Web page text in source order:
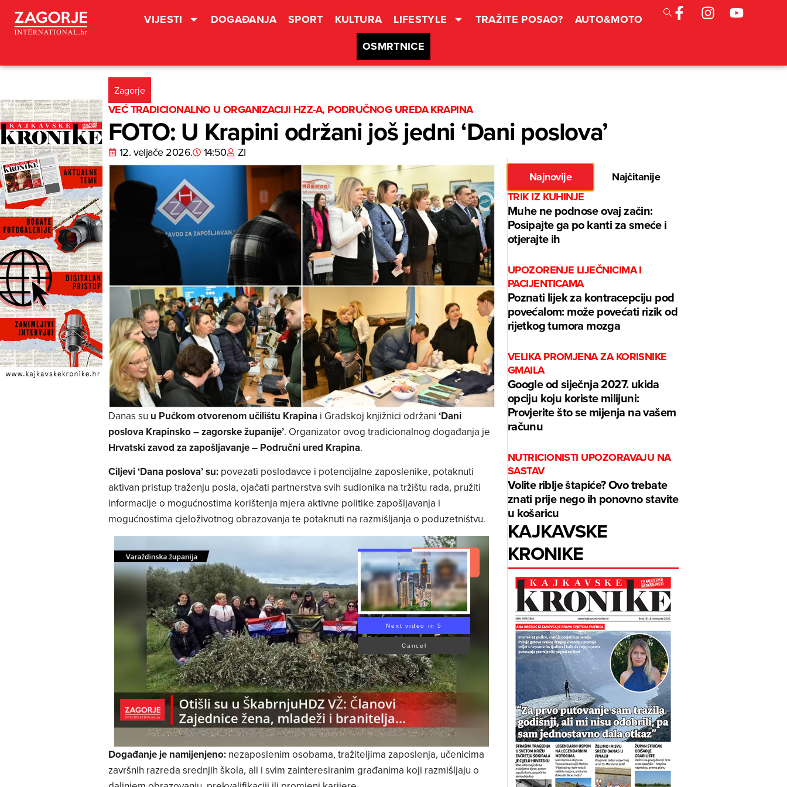
VIJESTI DOGAĐANJA SPORT KULTURA LIFESTYLE TRAŽITE POSAO?
AUTO&MOTO
OSMRTNICE
Zagorje
VEĆ TRADICIONALNO U ORGANIZACIJI HZZ-A, PODRUČNOG UREDA KRAPINA
FOTO: U Krapini održani još jedni ‘Dani poslova’
12. veljače 2026. 14:50 ZI
Danas su u Pučkom otvorenom učilištu Krapinai Gradskoj knjižnici održani ‘Dani
poslova Krapinsko – zagorske županije’. Organizator ovog tradicionalnog događanja je
Hrvatski zavod za zapošljavanje – Područni ured Krapina.
Ciljevi ‘Dana poslova’ su:povezati poslodavce i potencijalne zaposlenike, potaknuti
aktivan pristup traženju posla, ojačati partnerstva svih sudionika na tržištu rada, pružiti
informacije o mogućnostima korištenja mjera aktivne politike zapošljavanja i
mogućnostima cjeloživotnog obrazovanja te potaknuti na razmišljanja o poduzetništvu.
Read Article
Next video in 3
Cancel
Događanje je namijenjeno:nezaposlenim osobama, tražiteljima zaposlenja, učenicima
završnih razreda srednjih škola, ali i svim zainteresiranim građanima koji razmišljaju o
Najnovije
Najčitanije
TRIK IZ KUHINJE
Muhe ne podnose ovaj začin:
Posipajte ga po kanti za smeće i
otjerajte ih
UPOZORENJE LIJEČNICIMA I
PACIJENTICAMA
Poznati lijek za kontracepciju pod
povećalom: može povećati rizik od
rijetkog tumora mozga
VELIKA PROMJENA ZA KORISNIKE
GMAILA
Google od siječnja 2027. ukida
opciju koju koriste milijuni:
Provjerite što se mijenja na vašem
računu
NUTRICIONISTI UPOZORAVAJU NA
SASTAV
Volite riblje štapiće? Ovo trebate
znati prije nego ih ponovno stavite
u košaricu
KAJKAVSKE
KRONIKE